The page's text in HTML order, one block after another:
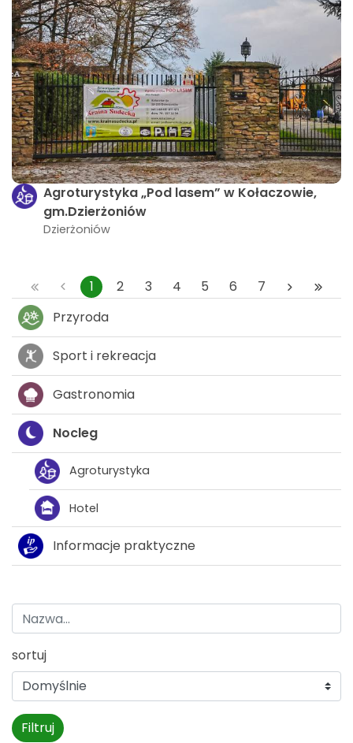
Agroturystyka „Pod lasem” w Kołaczowie,
gm.Dzierżoniów
Dzierżoniów
1 2 3 4 5 6
7
Przyroda
Sport i rekreacja
Gastronomia
Nocleg
Agroturystyka
Hotel
Informacje praktyczne
sortuj
Filtruj